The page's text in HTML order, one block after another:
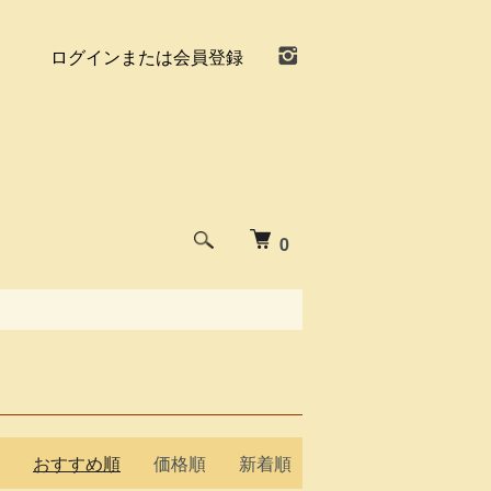
0
ログインまたは会員登録
おすすめ順 価格順 新着順